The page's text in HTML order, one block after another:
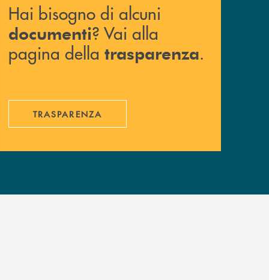
Hai bisogno di alcuni
documenti? Vai alla
pagina della trasparenza.
TRASPARENZA